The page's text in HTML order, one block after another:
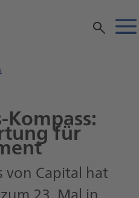
Kompass:
für
von Capital hat
23. Mal in